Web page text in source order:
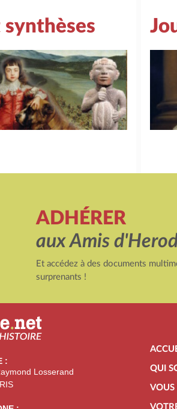
synthèses
ADHÉRER
aux Amis
Et accédez à des documents
surprenants !
:
Losserand
QUI
VOUS